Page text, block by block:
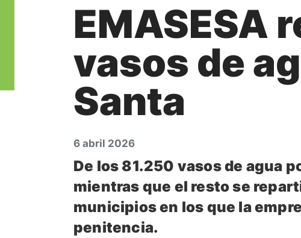
EMASESA
vasos de
Santa
6 abril 2026
De los 81.250 vasos de agua
mientras que el resto se
municipios en los que la
penitencia.